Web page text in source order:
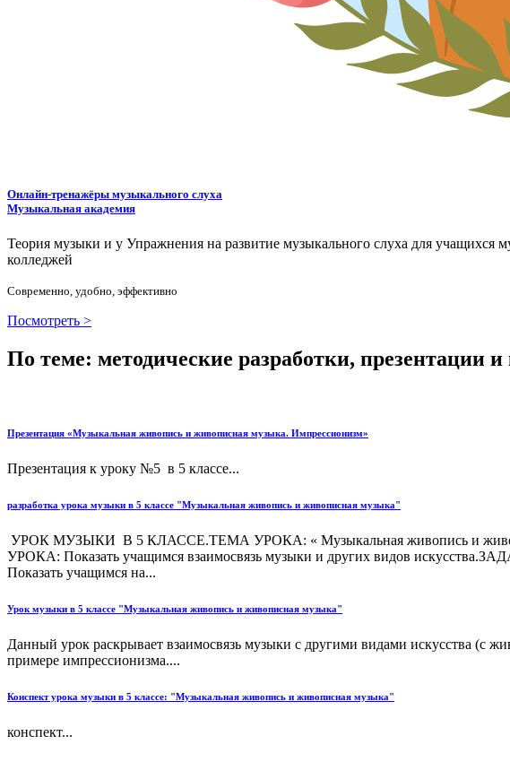
Онлайн-тренажёры музыкального слуха
Музыкальная академия
Теория музыки и у Упражнения на развитие музыкального слуха для учащихся
колледжей
Современно, удобно, эффективно
Посмотреть >
По теме: методические разработки, презентации
Презентация «Музыкальная живопись и живописная музыка. Импрессионизм»
Презентация к уроку №5 в 5 классе...
разработка урока музыки в 5 классе "Музыкальная живопись и живописная музыка"
УРОК МУЗЫКИ В 5 КЛАССЕ.ТЕМА УРОКА: « Музыкальная живопись и
УРОКА: Показать учащимся взаимосвязь музыки и других видов
Показать учащимся на...
Урок музыки в 5 классе "Музыкальная живопись и живописная музыка"
Данный урок раскрывает взаимосвязь музыки с другими видами искусства (с
примере импрессионизма....
Конспект урока музыки в 5 классе: "Музыкальная живопись и живописная музыка"
конспект...